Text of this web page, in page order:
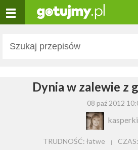
Dynia w zalewie z
08 paź 2012
TRUDNOŚĆ: łatwe CZAS: